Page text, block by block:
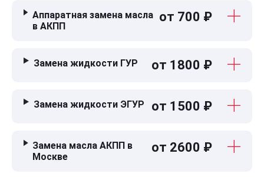
Аппаратная замена масла
в АКПП
от 700 ₽
Замена жидкости ГУР от 1800 ₽
Замена жидкости ЭГУР от 1500 ₽
Замена масла АКПП в
Москве
от 2600 ₽